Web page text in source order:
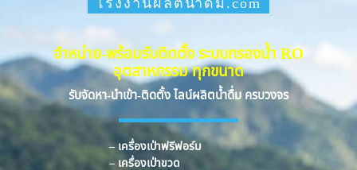
จำหน่าย-พร้อมรับติดตั้ง ระบบกรองน้ำ RO
อุตสาหกรรม ทุกขนาด
รับจัดหา-นำเข้า-ติดตั้ง ไลน์ผลิตน้ำดื่ม ครบวงจร
– เครื่องเป่าฟรีฟอร์ม
– เครื่องเป่าขวด